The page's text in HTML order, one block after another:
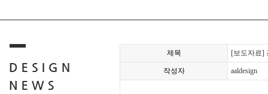
제목 [보도자료]
작성자 aaldesign